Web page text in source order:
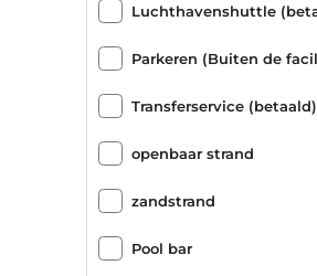
Transferservice (betaald)
openbaar strand
zandstrand
Pool bar